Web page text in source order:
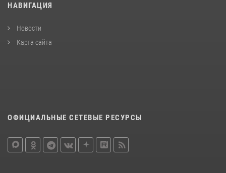
НАВИГАЦИЯ
Новости
Карта сайта
ОФИЦИАЛЬНЫЕ СЕТЕВЫЕ РЕСУРСЫ